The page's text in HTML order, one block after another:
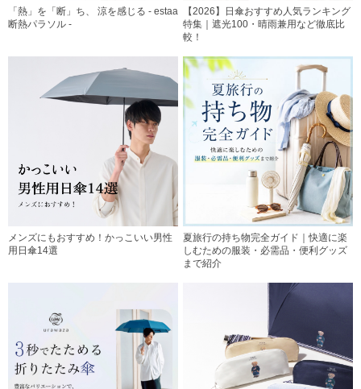
「熱」を「断」ち、 涼を感じる - estaa
断熱パラソル -
【2026】日傘おすすめ人気ランキング
特集｜遮光100・晴雨兼用など徹底比
較！
メンズにもおすすめ！かっこいい男性
用日傘14選
夏旅行の持ち物完全ガイド｜快適に楽
しむための服装・必需品・便利グッズ
まで紹介